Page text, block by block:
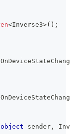
<Inverse3>( ) ;
object sender ,